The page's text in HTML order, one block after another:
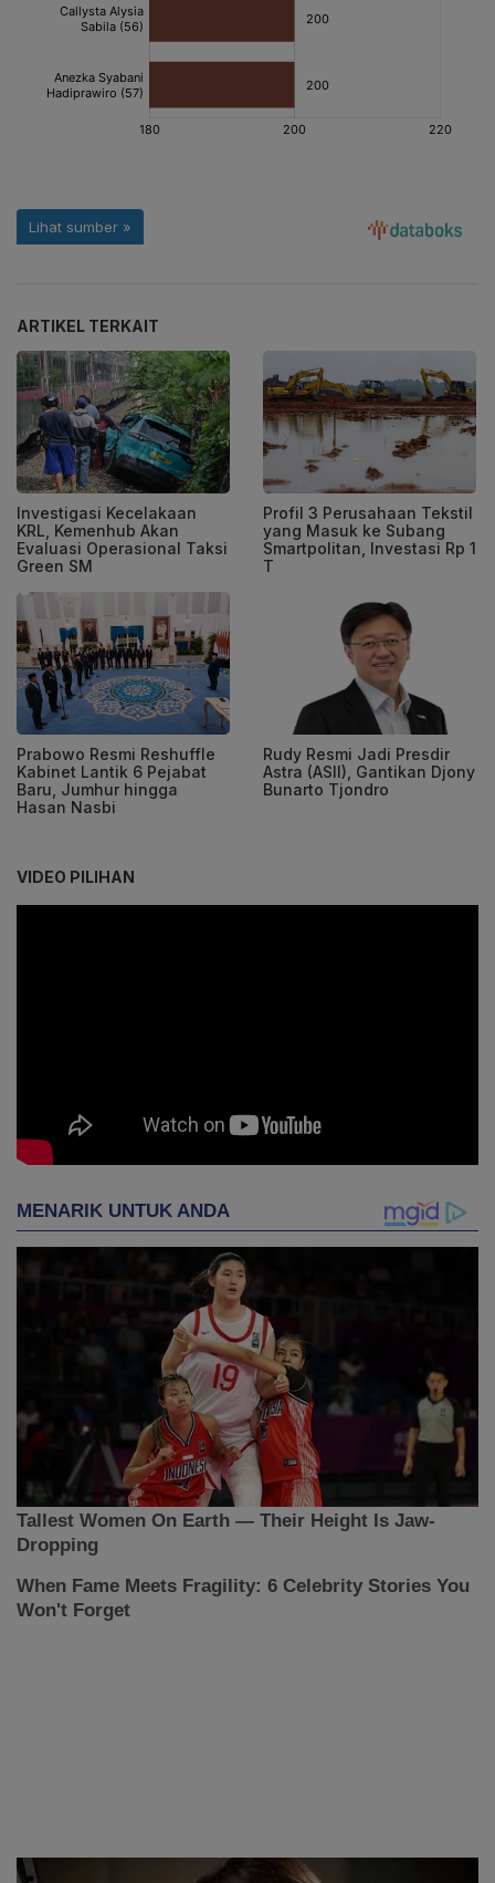
ARTIKEL TERKAIT
Investigasi Kecelakaan
KRL, Kemenhub Akan
Evaluasi Operasional Taksi
Green SM
Profil 3 Perusahaan Tekstil
yang Masuk ke Subang
Smartpolitan, Investasi Rp 1
T
Prabowo Resmi Reshuffle
Kabinet Lantik 6 Pejabat
Baru, Jumhur hingga
Hasan Nasbi
Rudy Resmi Jadi Presdir
Astra (ASII), Gantikan Djony
Bunarto Tjondro
VIDEO PILIHAN